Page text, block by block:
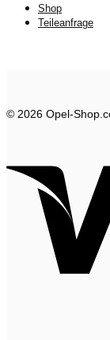
Shop
Teileanfrage
© 2026 Opel-